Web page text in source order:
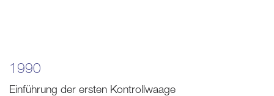
1990
Einführung der ersten Kontrollwaage